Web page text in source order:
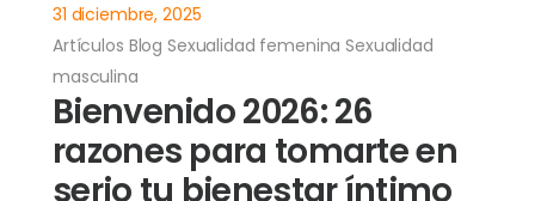
31 diciembre, 2025
Artículos Blog Sexualidad femenina Sexualidad
masculina
Bienvenido 2026: 26
razones para tomarte en
serio tu bienestar íntimo